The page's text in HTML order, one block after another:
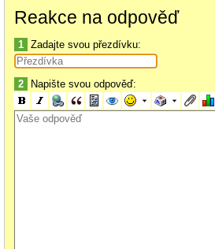
Reakce na odpověď
1 Zadajte svou přezdívku:
2 Napište svou odpověď: